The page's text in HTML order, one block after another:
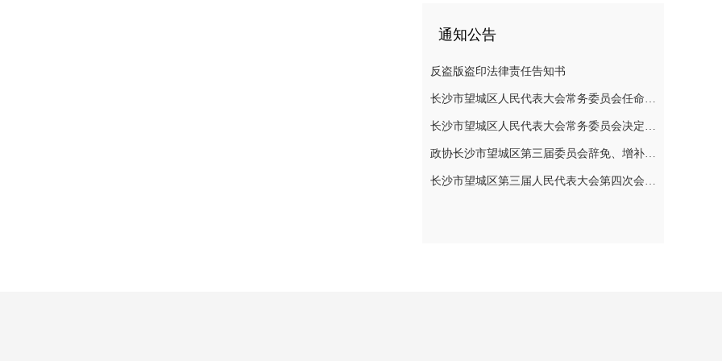
通知公告
反盗版盗印法律责任告知书
长沙市望城区人民代表大会常务委员会任命名单
长沙市望城区人民代表大会常务委员会决定任免名单
政协长沙市望城区第三届委员会辞免、增补政协委员的公告
长沙市望城区第三届人民代表大会第四次会议公告